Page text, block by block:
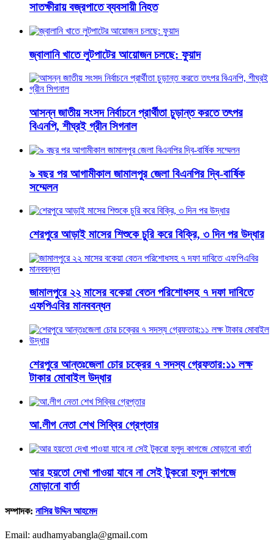
সাতক্ষীরায় বজ্রপাতে ব্যবসায়ী নিহত
জ্বালানি খাতে লুটপাটের আয়োজন চলছে: ফুয়াদ
আসন্ন জাতীয় সংসদ নির্বাচনে প্রার্থীতা চুড়ান্ত করতে তৎপর
বিএনপি, শীঘ্রই গ্রীন সিগনাল
৯ বছর পর আগামীকাল জামালপুর জেলা বিএনপির দ্বি-বার্ষিক
সম্মেলন
শেরপুরে আড়াই মাসের শিশুকে চুরি করে বিক্রি, ৩ দিন পর উদ্ধার
জামালপুরে ২২ মাসের বকেয়া বেতন পরিশোধসহ ৭ দফা দাবিতে
এফপিএবির মানববন্ধন
শেরপুরে আন্তঃজেলা চোর চক্রের ৭ সদস্য গ্রেফতার:১১ লক্ষ
টাকার মোবাইল উদ্ধার
আ.লীগ নেতা শেখ সিব্বির গ্রেপ্তার
আর হয়তো দেখা পাওয়া যাবে না সেই টুকরো হলুদ কাগজে
মোড়ানো বার্তা
সম্পাদক: নাসির উদ্দিন আহমেদ
Email: audhamyabangla@gmail.com